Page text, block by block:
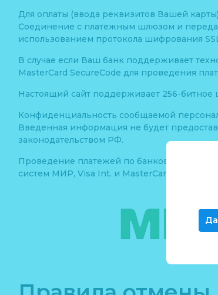
Для оплаты (ввода реквизитов Вашей
Соединение с платежным шлюзом и
использованием протокола шифрования
В случае если Ваш банк поддерживает
MasterCard SecureCode для проведения
Настоящий сайт поддерживает 256-
Конфиденциальность сообщаемой
Введенная информация не будет
законодательством РФ.
Проведение платежей по банковским
систем МИР, Visa Int. и MasterCard Europe